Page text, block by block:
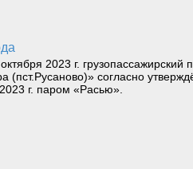
2023 г.
(пст.Русаново)» согласно
г. паром «Расью».